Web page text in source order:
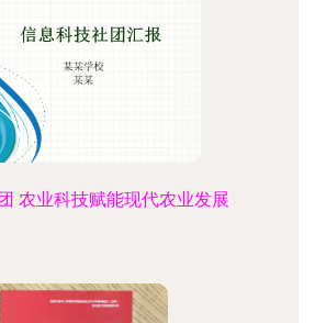
农业科技赋能现代农业发展